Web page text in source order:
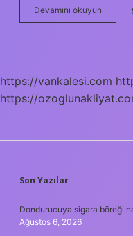
Devamını okuyun
Nanesi
https://vankalesi.com
https://
SIDEBAR
Son Yazılar
Dondurucuya sigara böreği
Ağustos 6, 2026